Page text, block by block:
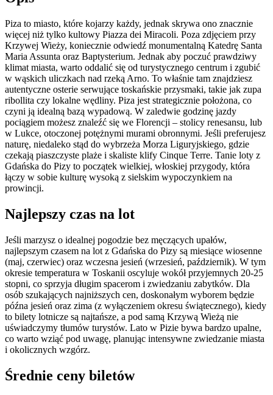
Piza to miasto, które kojarzy każdy, jednak skrywa ono znacznie
więcej niż tylko kultowy Piazza dei Miracoli. Poza zdjęciem przy
Krzywej Wieży, koniecznie odwiedź monumentalną Katedrę Santa
Maria Assunta oraz Baptysterium. Jednak aby poczuć prawdziwy
klimat miasta, warto oddalić się od turystycznego centrum i zgubić
w wąskich uliczkach nad rzeką Arno. To właśnie tam znajdziesz
autentyczne osterie serwujące toskańskie przysmaki, takie jak zupa
ribollita czy lokalne wędliny. Piza jest strategicznie położona, co
czyni ją idealną bazą wypadową. W zaledwie godzinę jazdy
pociągiem możesz znaleźć się we Florencji – stolicy renesansu, lub
w Lukce, otoczonej potężnymi murami obronnymi. Jeśli preferujesz
naturę, niedaleko stąd do wybrzeża Morza Liguryjskiego, gdzie
czekają piaszczyste plaże i skaliste klify Cinque Terre. Tanie loty z
Gdańska do Pizy to początek wielkiej, włoskiej przygody, która
łączy w sobie kulturę wysoką z sielskim wypoczynkiem na
prowincji.
Najlepszy czas na lot
Jeśli marzysz o idealnej pogodzie bez męczących upałów,
najlepszym czasem na lot z Gdańska do Pizy są miesiące wiosenne
(maj, czerwiec) oraz wczesna jesień (wrzesień, październik). W tym
okresie temperatura w Toskanii oscyluje wokół przyjemnych 20-25
stopni, co sprzyja długim spacerom i zwiedzaniu zabytków. Dla
osób szukających najniższych cen, doskonałym wyborem będzie
późna jesień oraz zima (z wyłączeniem okresu świątecznego), kiedy
to bilety lotnicze są najtańsze, a pod samą Krzywą Wieżą nie
uświadczymy tłumów turystów. Lato w Pizie bywa bardzo upalne,
co warto wziąć pod uwagę, planując intensywne zwiedzanie miasta
i okolicznych wzgórz.
Średnie ceny biletów